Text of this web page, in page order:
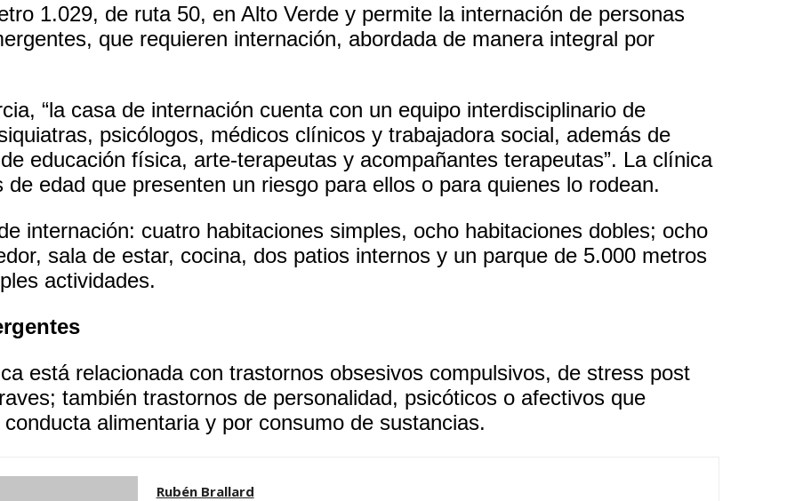
1.029, de ruta 50, en Alto Verde y permite la internación de personas
que requieren internación, abordada de manera integral por
“la casa de internación cuenta con un equipo interdisciplinario de
psicólogos, médicos clínicos y trabajadora social, además de
educación física, arte-terapeutas y acompañantes terapeutas”. La clínica
edad que presenten un riesgo para ellos o para quienes lo rodean.
internación: cuatro habitaciones simples, ocho habitaciones dobles; ocho
sala de estar, cocina, dos patios internos y un parque de 5.000 metros
actividades.
está relacionada con trastornos obsesivos compulsivos, de stress post
también trastornos de personalidad, psicóticos o afectivos que
alimentaria y por consumo de sustancias.
Rubén Brallard